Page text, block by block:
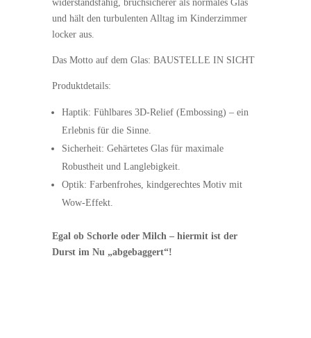
widerstandsfähig, bruchsicherer als normales Glas
und hält den turbulenten Alltag im Kinderzimmer
locker aus.
Das Motto auf dem Glas: BAUSTELLE IN SICHT
Produktdetails:
Haptik: Fühlbares 3D-Relief (Embossing) – ein
Erlebnis für die Sinne.
Sicherheit: Gehärtetes Glas für maximale
Robustheit und Langlebigkeit.
Optik: Farbenfrohes, kindgerechtes Motiv mit
Wow-Effekt.
Egal ob Schorle oder Milch – hiermit ist der
Durst im Nu „abgebaggert“!